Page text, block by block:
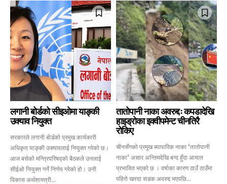
लगानी बोर्डको सीइओमा याङ्की
उक्याव नियुक्त
सरकारले लगानी बोर्डको प्रमुख कार्यकारी
अधिकृत याङ्की उक्यावलाई नियुक्त गरेको छ।
आज बसेको मन्त्रिपरिषद्को बैठकले उनलाई
सीईओ नियुक्त गर्ने निर्णय गरेको हो। उनी
विकास अर्थशास्त्री...
तातोपानी नाका अवरुद्दः कपडादेखि
हाइड्रोका इक्वीपमेन्ट चीनतिरै
रोकिए
चीनसँगको प्रमुख ब्यापारिक नाका ‘तातोपानी
नाका’ असार अन्तिमदेखि बन्द हुँदा आयात
प्रभावित भएको छ । वर्षाका कारण ठाउँ ठाउँमा
पहिरो खस्दा सडक अवरुद्द भएपछि...